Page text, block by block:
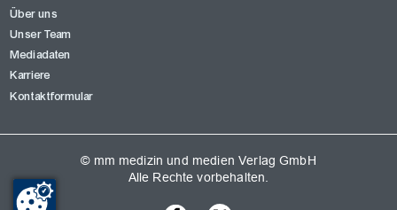
Über uns
Unser Team
Mediadaten
Karriere
Kontaktformular
© mm medizin und medien Verlag GmbH
Alle Rechte vorbehalten.